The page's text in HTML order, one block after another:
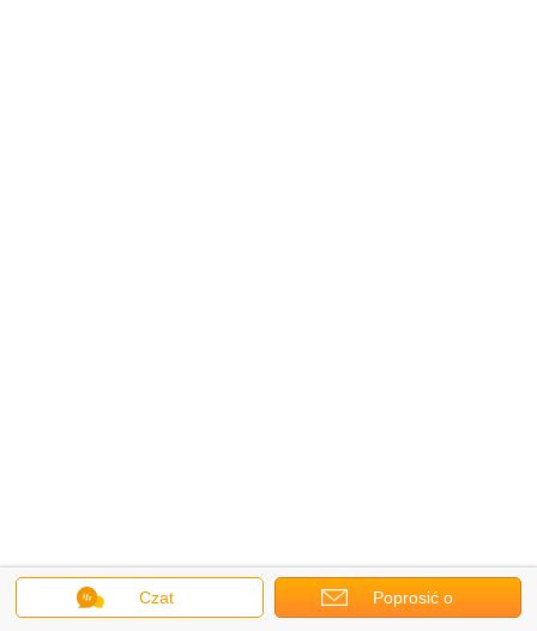
Czat Poprosić o